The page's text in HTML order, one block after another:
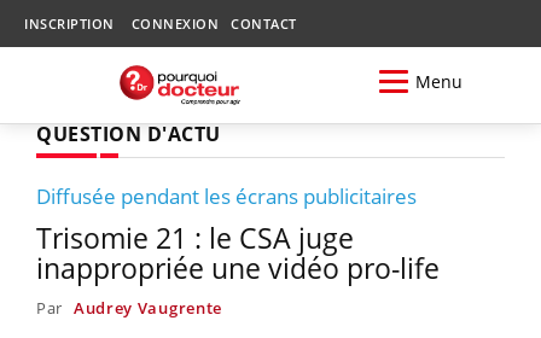
INSCRIPTION CONNEXION CONTACT
Menu
QUESTION D'ACTU
Diffusée pendant les écrans publicitaires
Trisomie 21 : le CSA juge
inappropriée une vidéo pro-life
Par Audrey Vaugrente